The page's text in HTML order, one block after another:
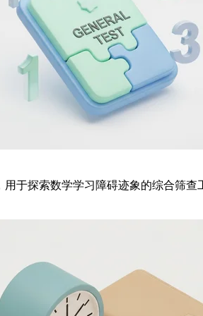
用于探索数学学习障碍迹象的综合筛查